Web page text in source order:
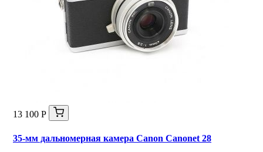
13 100 Р
35-мм дальномерная камера Canon Canonet 28